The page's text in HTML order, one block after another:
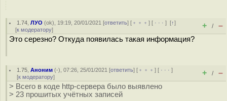
1.74 ,ЛУО (ok), 19:19, 20/01/2021 [ответить] [ ﹢﹢﹢] [ · · ·][↑]
[к модератору] + / –
Это серезно? Откуда появилась такая информация?
1.75 ,Аноним (-), 07:26, 25/01/2021 [ответить] [ ﹢﹢﹢] [ · · ·]
[к модератору] + / –
> Всего в коде http-сервера было выявлено
> 23 прошитых учётных записей